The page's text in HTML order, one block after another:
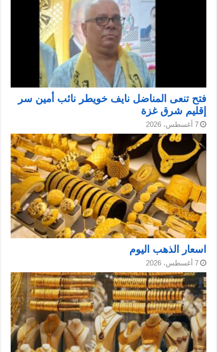
فتح تنعى المناضل نايف خويطر نائب أمين سر
إقليم شرق غزة
7 أغسطس، 2026
اسعار الذهب اليوم
7 أغسطس، 2026